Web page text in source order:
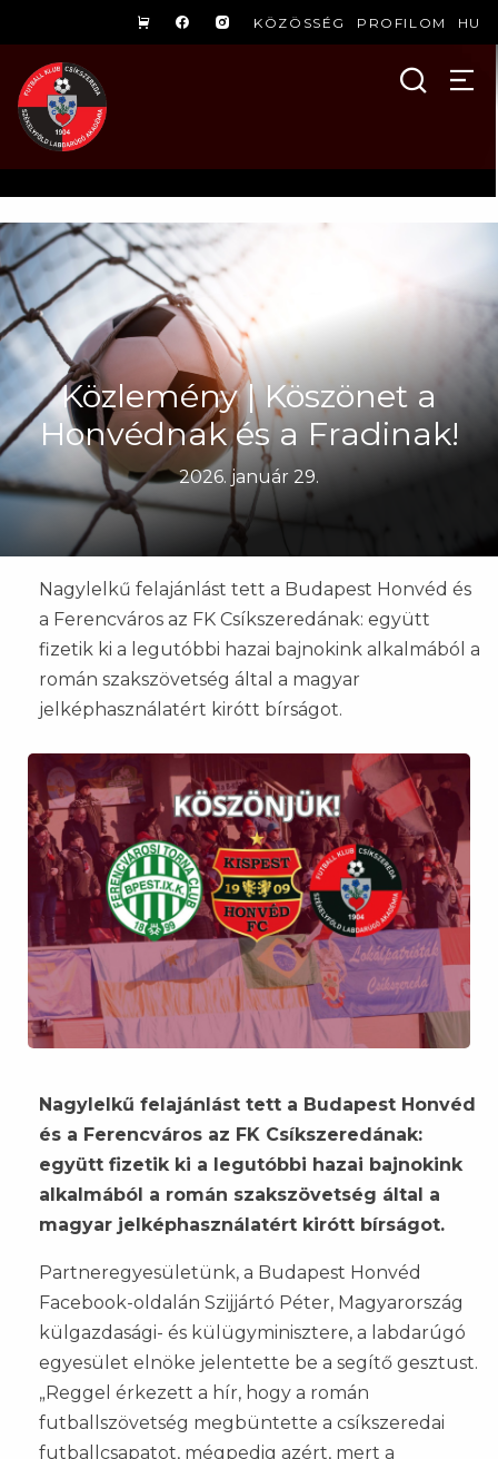
KÖZÖSSÉG PROFILOM HU
Közlemény | Köszönet a
Honvédnak és a Fradinak!
2026. január 29.
Nagylelkű felajánlást tett a Budapest Honvéd és
a Ferencváros az FK Csíkszeredának: együtt
fizetik ki a legutóbbi hazai bajnokink alkalmából a
román szakszövetség által a magyar
jelképhasználatért kirótt bírságot.
Nagylelkű felajánlást tett a Budapest Honvéd
és a Ferencváros az FK Csíkszeredának:
együtt fizetik ki a legutóbbi hazai bajnokink
alkalmából a román szakszövetség által a
magyar jelképhasználatért kirótt bírságot.
Partneregyesületünk, a Budapest Honvéd
Facebook-oldalán Szijjártó Péter, Magyarország
külgazdasági- és külügyminisztere, a labdarúgó
egyesület elnöke jelentette be a segítő gesztust.
„Reggel érkezett a hír, hogy a román
futballszövetség megbüntette a csíkszeredai
futballcsapatot, mégpedig azért, mert a